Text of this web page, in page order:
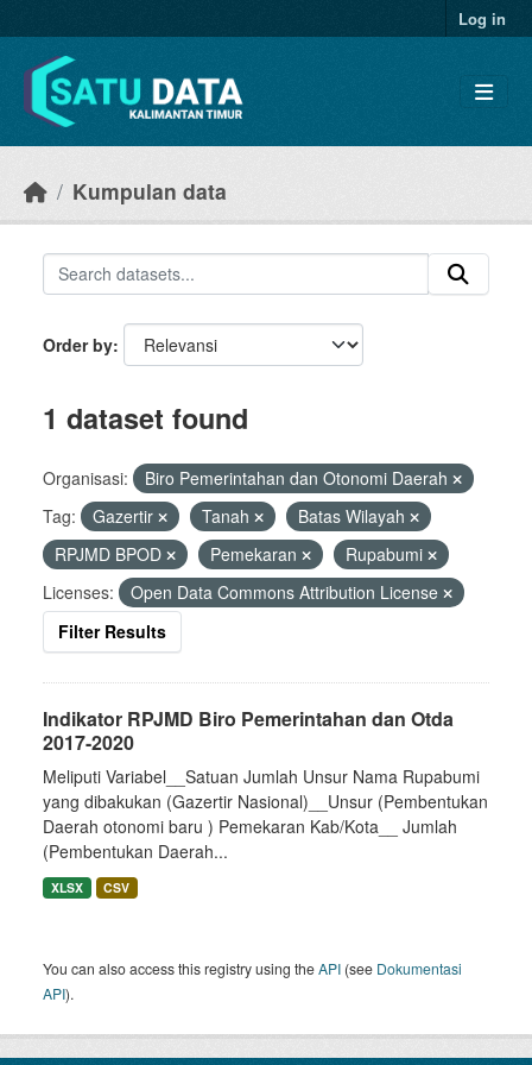
Log in
Kumpulan data
Order by
1 dataset found
Organisasi:
Biro Pemerintahan dan Otonomi Daerah
Tag:
Gazertir Tanah
Batas Wilayah
RPJMD BPOD
Pemekaran
Rupabumi
Licenses:
Open Data Commons Attribution License
Filter Results
Indikator RPJMD Biro Pemerintahan dan Otda
2017-2020
Meliputi Variabel__Satuan Jumlah Unsur Nama Rupabumi
yang dibakukan (Gazertir Nasional)__Unsur (Pembentukan
Daerah otonomi baru ) Pemekaran Kab/Kota__ Jumlah
(Pembentukan Daerah...
XLSX CSV
You can also access this registry using theAPI (see Dokumentasi
API).